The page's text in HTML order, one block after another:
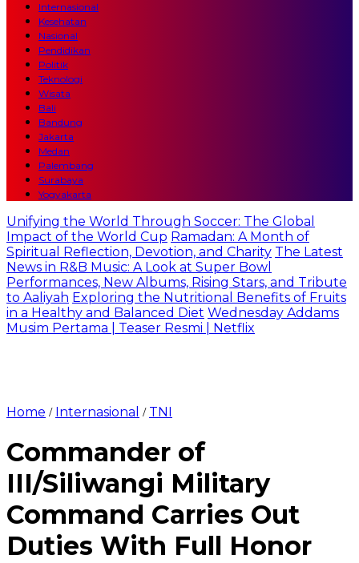
Internasional
Kesehatan
Nasional
Pendidikan
Politik
Teknologi
Wisata
Bali
Bandung
Jakarta
Medan
Palembang
Surabaya
Yogyakarta
Unifying the World Through Soccer: The Global
Impact of the World Cup Ramadan: A Month of
Spiritual Reflection, Devotion, and Charity The Latest
News in R&B Music: A Look at Super Bowl
Performances, New Albums, Rising Stars, and Tribute
to Aaliyah Exploring the Nutritional Benefits of Fruits
in a Healthy and Balanced Diet Wednesday Addams
Musim Pertama | Teaser Resmi | Netflix
Home / Internasional / TNI
Commander of
III/Siliwangi Military
Command Carries Out
Duties With Full Honor